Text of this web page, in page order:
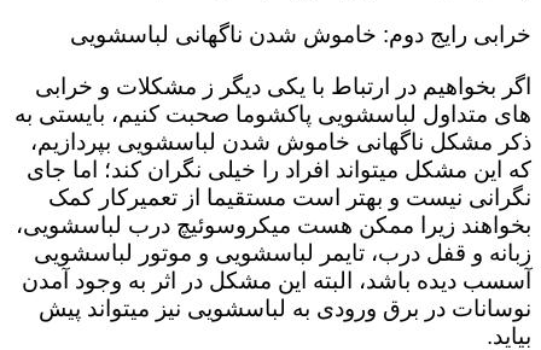
خرابی رایج دوم: خاموش شدن ناگهانی لباسشویی
اگر بخواهیم در ارتباط با یکی دیگر ز مشکلات و خرابی
های متداول لباسشویی پاکشوما صحبت کنیم، بایستی به
ذکر مشکل ناگهانی خاموش شدن لباسشویی بپردازیم،
که این مشکل میتواند افراد را خیلی نگران کند؛ اما جای
نگرانی نیست و بهتر است مستقیما از تعمیرکار کمک
بخواهند زیرا ممکن هست میکروسوئیچ درب لباسشویی،
زبانه و قفل درب، تایمر لباسشویی و موتور لباسشویی
آسسب دیده باشد، البته این مشکل در اثر به وجود آمدن
نوسانات در برق ورودی به لباسشویی نیز میتواند پیش
بیاید.